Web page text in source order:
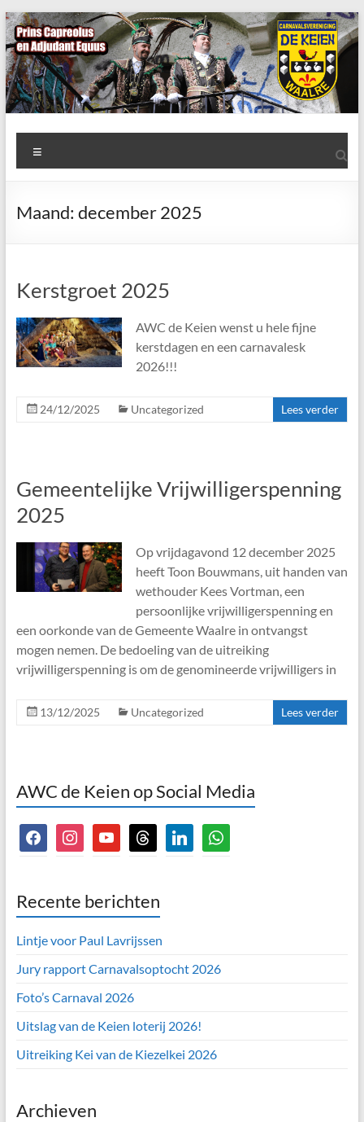
Ga
naar
de
inhoud
AWC
de
Keien
De
Maand: december 2025
Kerstgroet 2025
AWC de Keien wenst u hele fijne
kerstdagen en een carnavalesk
2026!!!
24/12/2025 Uncategorized Lees verder
Gemeentelijke Vrijwilligerspenning
2025
Op vrijdagavond 12 december 2025
heeft Toon Bouwmans, uit handen van
wethouder Kees Vortman, een
persoonlijke vrijwilligerspenning en
een oorkonde van de Gemeente Waalre in ontvangst
mogen nemen. De bedoeling van de uitreiking
vrijwilligerspenning is om de genomineerde vrijwilligers in
13/12/2025 Uncategorized Lees verder
AWC de Keien op Social Media
facebookinstagramyoutubethreads linkedinwhatsapp
Recente berichten
Lintje voor Paul Lavrijssen
Jury rapport Carnavalsoptocht 2026
Foto’s Carnaval 2026
Uitslag van de Keien loterij 2026!
Uitreiking Kei van de Kiezelkei 2026
Archieven